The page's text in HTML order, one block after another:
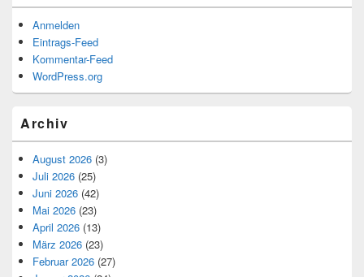
Anmelden
Eintrags-Feed
Kommentar-Feed
WordPress.org
Archiv
August 2026 (3)
Juli 2026 (25)
Juni 2026 (42)
Mai 2026 (23)
April 2026 (13)
März 2026 (23)
Februar 2026 (27)